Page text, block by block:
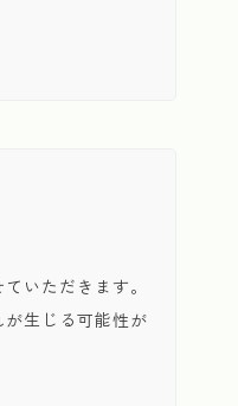
いただきます。
生じる可能性が